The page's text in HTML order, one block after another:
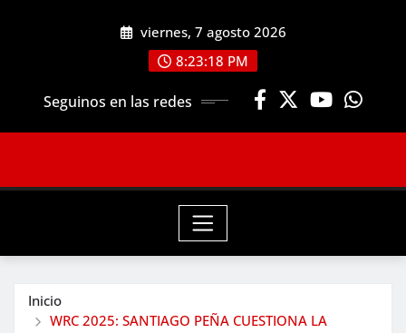
viernes, 7 agosto 2026
8:23:20 PM
Seguinos en las redes
Inicio
WRC 2025: SANTIAGO PEÑA CUESTIONA LA